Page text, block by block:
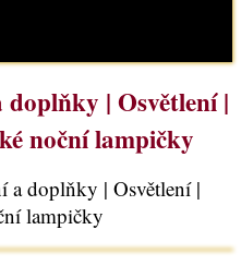
| Osvětlení |
noční lampičky
a doplňky | Osvětlení |
lampičky